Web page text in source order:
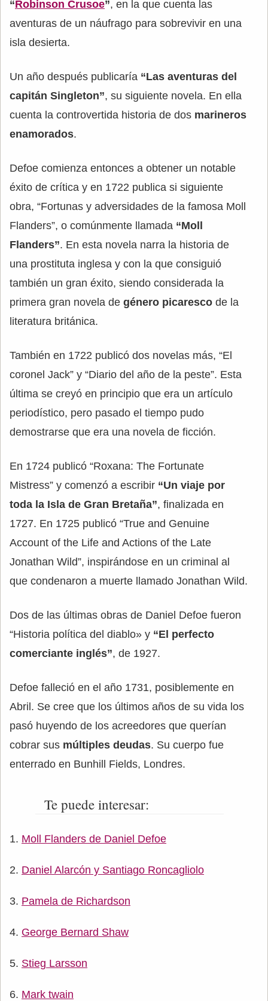
“Robinson Crusoe”, en la que cuenta las
aventuras de un náufrago para sobrevivir en una
isla desierta.
Un año después publicaría “Las aventuras del
capitán Singleton”, su siguiente novela. En ella
cuenta la controvertida historia de dos marineros
enamorados.
Defoe comienza entonces a obtener un notable
éxito de crítica y en 1722 publica si siguiente
obra, “Fortunas y adversidades de la famosa Moll
Flanders”, o comúnmente llamada “Moll
Flanders”. En esta novela narra la historia de
una prostituta inglesa y con la que consiguió
también un gran éxito, siendo considerada la
primera gran novela de género picaresco de la
literatura británica.
También en 1722 publicó dos novelas más, “El
coronel Jack” y “Diario del año de la peste”. Esta
última se creyó en principio que era un artículo
periodístico, pero pasado el tiempo pudo
demostrarse que era una novela de ficción.
En 1724 publicó “Roxana: The Fortunate
Mistress” y comenzó a escribir “Un viaje por
toda la Isla de Gran Bretaña”, finalizada en
1727. En 1725 publicó “True and Genuine
Account of the Life and Actions of the Late
Jonathan Wild”, inspirándose en un criminal al
que condenaron a muerte llamado Jonathan Wild.
Dos de las últimas obras de Daniel Defoe fueron
“Historia política del diablo» y “El perfecto
comerciante inglés”, de 1927.
Defoe falleció en el año 1731, posiblemente en
Abril. Se cree que los últimos años de su vida los
pasó huyendo de los acreedores que querían
cobrar sus múltiples deudas. Su cuerpo fue
enterrado en Bunhill Fields, Londres.
Te puede interesar:
Moll Flanders de Daniel Defoe
Daniel Alarcón y Santiago Roncagliolo
Pamela de Richardson
George Bernard Shaw
Stieg Larsson
Mark twain